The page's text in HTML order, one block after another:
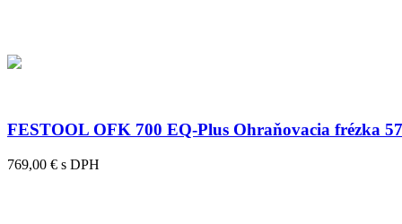
FESTOOL OFK 700 EQ-Plus Ohraňovacia frézka
769,00 € s DPH